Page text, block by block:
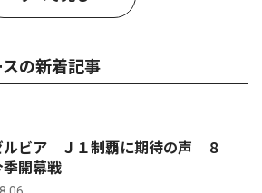
の新着記事
ルビア Ｊ１制覇に期待の声 ８
季開幕戦